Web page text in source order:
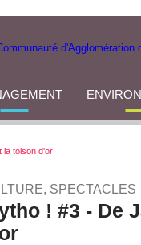
la toison d'or
SPECTACLES
! #3 - De